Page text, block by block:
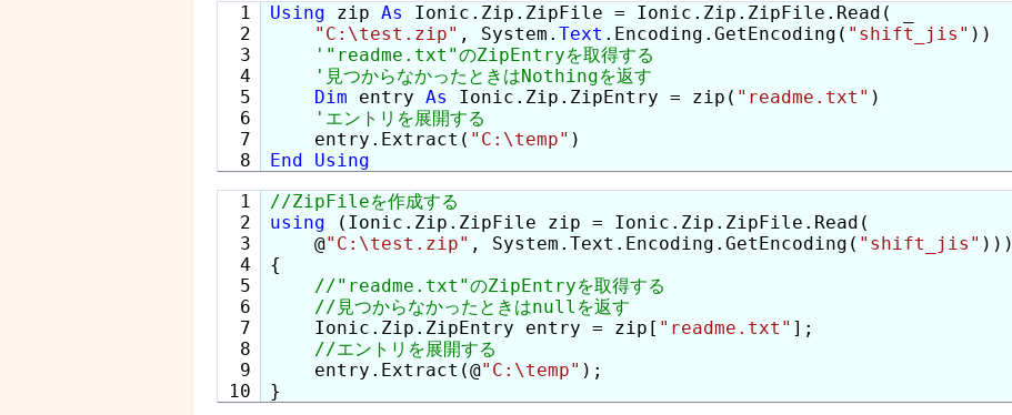
  1
  2
  3
  4
  5
  6
  7
Using zip As
Ionic.Zip.ZipFile = Ionic.Zip.ZipFile.Read( _
"C:\test.zip" , System. Text .Encoding.GetEncoding( "shift_jis" ))
Dim entry As Ionic.Zip.ZipEntry = zip( "readme.txt" )
    entry.Extract(
"C:\temp"
End
Using
  1
  2
  3
  4
  5
  6
  7
  8
  9
using (Ionic.Zip.ZipFile zip = Ionic.Zip.ZipFile.Read(
    @
"C:\test.zip" , System.Text.Encoding.GetEncoding( "shift_jis" )))
{
    Ionic.Zip.ZipEntry entry = zip[
"readme.txt" ];
    entry.Extract(@
"C:\temp" );
}